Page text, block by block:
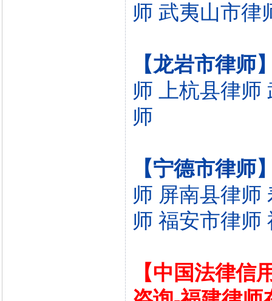
师 武夷山市律
【龙岩市律师
师
上杭县律师
师
【宁德市律师
师 屏南县律师
师 福安市律师
【中国法律信